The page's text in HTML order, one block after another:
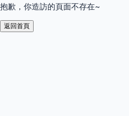
抱歉，你造訪的頁面不存在~
返回首頁